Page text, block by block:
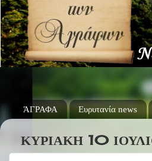
ΆΓΡΑΦΑ Ευρυτανία news
ΚΥΡΙΑΚΉ 10